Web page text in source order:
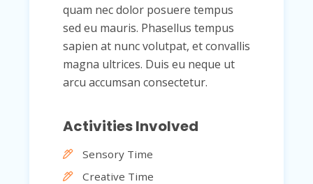
quam nec dolor posuere tempus
sed eu mauris. Phasellus tempus
sapien at nunc volutpat, et convallis
magna ultrices. Duis eu neque ut
arcu accumsan consectetur.
Activities Involved
Sensory Time
Creative Time